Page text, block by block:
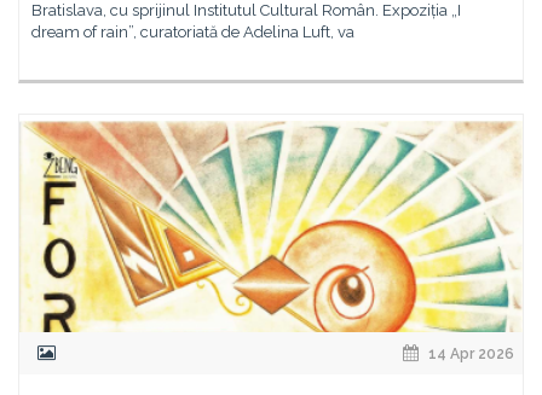
Bratislava, cu sprijinul Institutul Cultural Român. Expoziția „I
dream of rain”, curatoriată de Adelina Luft, va
14 Apr 2026